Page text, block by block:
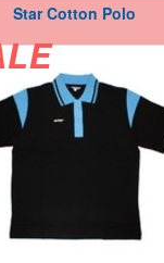
Star Cotton Polo